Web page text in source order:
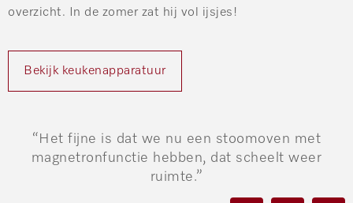
overzicht. In de zomer zat hij vol ijsjes!
Bekijk keukenapparatuur
“Het fijne is dat we nu een stoomoven met
magnetronfunctie hebben, dat scheelt weer
ruimte.”